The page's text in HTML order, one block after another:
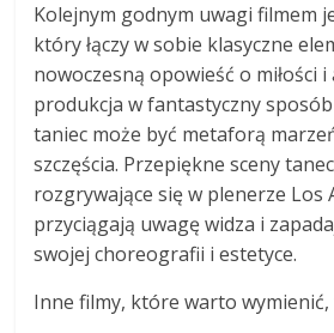
Kolejnym godnym uwagi filmem
który łączy w sobie klasyczne
nowoczesną opowieść o miłości i
produkcja w fantastyczny
taniec może być metaforą
szczęścia. Przepiękne sceny
rozgrywające się w plenerze Los
przyciągają uwagę widza i
swojej choreografii i estetyce.
Inne filmy, które warto wymienić,